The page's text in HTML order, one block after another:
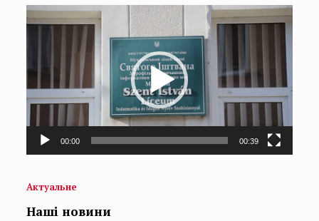
Відеопрогравач
00:00 00:39
Актуальне
Наші новини